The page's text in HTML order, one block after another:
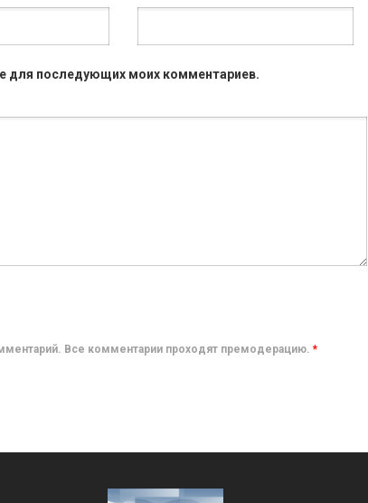
для последующих моих комментариев.
Все комментарии проходят премодерацию. *